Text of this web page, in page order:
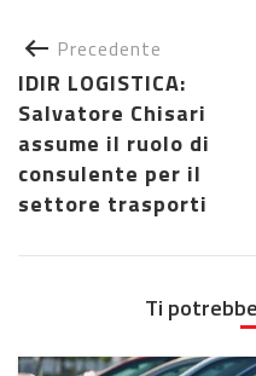
Precedente
IDIR LOGISTICA:
Salvatore Chisari
assume il ruolo di
consulente per il
settore trasporti
Ti